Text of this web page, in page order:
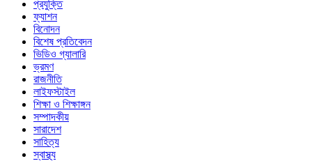
প্রযুক্তি
ফ্যাশন
বিনোদন
বিশেষ প্রতিবেদন
ভিডিও গ্যালারি
ভ্রমণ
রাজনীতি
লাইফস্টাইল
শিক্ষা ও শিক্ষাঙ্গন
সম্পাদকীয়
সারাদেশ
সাহিত্য
স্বাস্থ্য